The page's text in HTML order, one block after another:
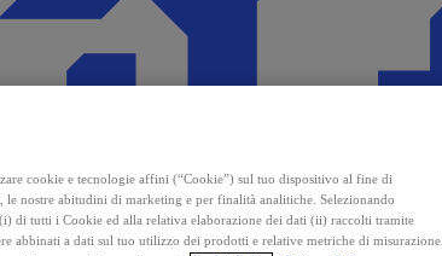
cookie e tecnologie affini (“Cookie”) sul tuo dispositivo al fine di
le nostre abitudini di marketing e per finalità analitiche. Selezionando
(i) di tutti i Cookie ed alla relativa elaborazione dei dati (ii) raccolti tramite
abbinati a dati sul tuo utilizzo dei prodotti e relative metriche di misurazione.